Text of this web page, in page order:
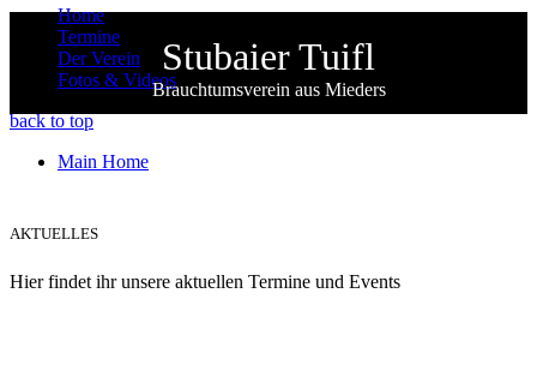
Home
Termine
Der Verein
Fotos & Videos
back to top
Main Home
Stubaier Tuifl
Brauchtumsverein aus Mieders
AKTUELLES
Hier findet ihr unsere aktuellen Termine und Events